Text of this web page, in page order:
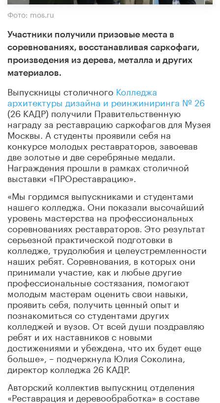
Фото: mos.ru
Участники получили призовые места в
соревнованиях, восстанавливая саркофаги,
произведения из дерева, металла и других
материалов.
Выпускницы столичного Колледжа
архитектуры дизайна и реинжиниринга № 26
(26 КАДР) получили Правительственную
награду за реставрацию саркофагов для Музея
Москвы. А студенты проявили себя на
конкурсе молодых реставраторов, завоевав
две золотые и две серебряные медали.
Награждения прошли в рамках столичной
выставки «ПРОреставрацию».
«Мы гордимся выпускниками и студентами
нашего колледжа. Они показали высочайший
уровень мастерства на профессиональных
соревнованиях реставраторов. Это результат
серьезной практической подготовки в
колледже, трудолюбия и целеустремленности
наших ребят. Соревнования, в которых они
принимали участие, как и любые другие
профессиональные состязания, помогают
молодым мастерам оценить свои навыки,
проявить себя, получить ценный опыт и
познакомиться со студентами других
колледжей и вузов. От всей души поздравляю
ребят и их наставников с новыми
достижениями и убеждена, что их будет еще
больше», – подчеркнула Юлия Соколина,
директор колледжа 26 КАДР.
Авторский коллектив выпускниц отделения
«Реставрация и деревообработка» в составе